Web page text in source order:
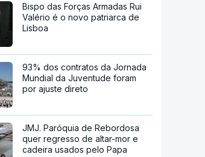
Bispo das Forças Armadas Rui
Valério é o novo patriarca de
Lisboa
93% dos contratos da Jornada
Mundial da Juventude foram
por ajuste direto
JMJ. Paróquia de Rebordosa
quer regresso de altar-mor e
cadeira usados pelo Papa